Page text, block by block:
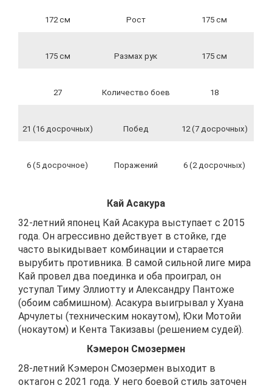
172 см Рост 175 см
175 см Размах рук 175 см
27 Количество боев 18
21 (16 досрочных) Побед 12 (7 досрочных)
6 (5 досрочное) Поражений 6 (2 досрочных)
Кай Асакура
32-летний японец Кай Асакура выступает с 2015
года. Он агрессивно действует в стойке, где
часто выкидывает комбинации и старается
вырубить противника. В самой сильной лиге мира
Кай провел два поединка и оба проиграл, он
уступал Тиму Эллиотту и Александру Пантоже
(обоим сабмишном). Асакура выигрывал у Хуана
Арчулеты (техническим нокаутом), Юки Мотойи
(нокаутом) и Кента Такизавы (решением судей).
Кэмерон Смозермен
28-летний Кэмерон Смозермен выходит в
октагон с 2021 года. У него боевой стиль заточен